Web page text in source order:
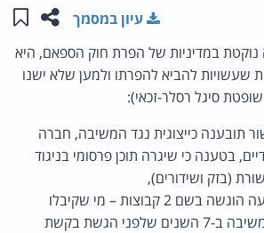
שתפו
עיון במסמך
במדיניות של הפרת חוק הספאם, היא
שעשויות להביא להפרתו ולמען שלא ישנו
סיגל רסלר-זכאי):
תובענה כייצוגית נגד המשיבה, חברה
בטענה כי שיגרה תוכן פרסומי בניגוד
(בזק ושידורים),
התשמ"ב-1982. התביעה הוגשה בשם 2 קבוצות – מי שקיבלו
מסרונים פרסומיים מהמשיבה ב-7 השנים שלפני הגשת בקשת